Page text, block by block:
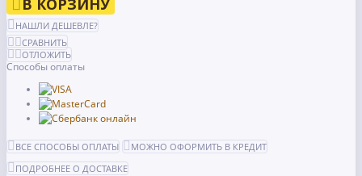
В КОРЗИНУ
НАШЛИ ДЕШЕВЛЕ?
СРАВНИТЬ
ОТЛОЖИТЬ
Способы оплаты
ВСЕ СПОСОБЫ ОПЛАТЫ
МОЖНО ОФОРМИТЬ В КРЕДИТ
ПОДРОБНЕЕ О ДОСТАВКЕ